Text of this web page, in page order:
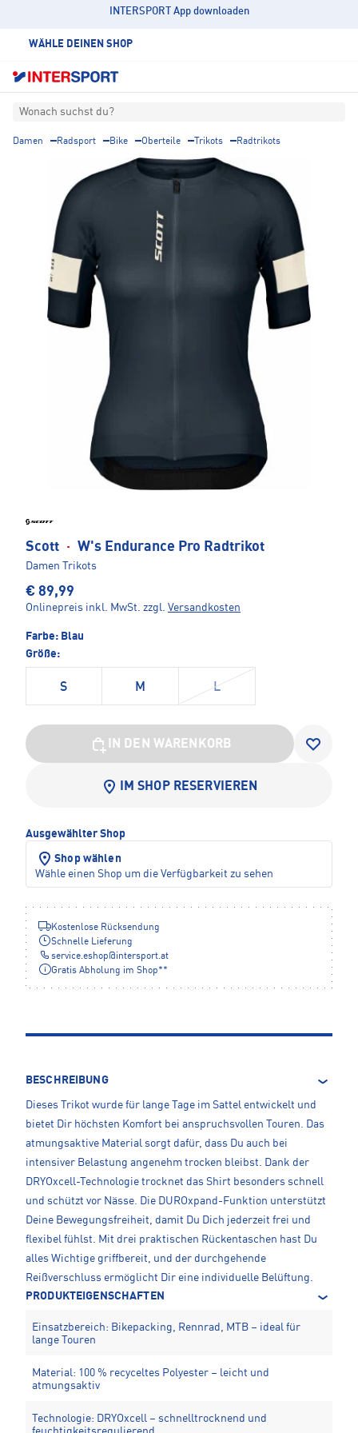
INTERSPORT App downloaden
WÄHLE DEINEN SHOP
Wonach suchst du?
Damen Radsport Bike Oberteile Trikots Radtrikots
Scott · W's Endurance Pro Radtrikot
Damen Trikots
€ 89,99
Onlinepreis inkl. MwSt. zzgl. Versandkosten
Farbe: Blau
Größe:
S M L
IN DEN WARENKORB
IM SHOP RESERVIEREN
Ausgewählter Shop
Shop wählen
Wähle einen Shop um die Verfügbarkeit zu sehen
Kostenlose Rücksendung
Schnelle Lieferung
service.eshop@intersport.at
Gratis Abholung im Shop**
BESCHREIBUNG
Dieses Trikot wurde für lange Tage im Sattel entwickelt und
bietet Dir höchsten Komfort bei anspruchsvollen Touren. Das
atmungsaktive Material sorgt dafür, dass Du auch bei
intensiver Belastung angenehm trocken bleibst. Dank der
DRYOxcell-Technologie trocknet das Shirt besonders schnell
und schützt vor Nässe. Die DUROxpand-Funktion unterstützt
Deine Bewegungsfreiheit, damit Du Dich jederzeit frei und
flexibel fühlst. Mit drei praktischen Rückentaschen hast Du
alles Wichtige griffbereit, und der durchgehende
Reißverschluss ermöglicht Dir eine individuelle Belüftung.
PRODUKTEIGENSCHAFTEN
Einsatzbereich: Bikepacking, Rennrad, MTB – ideal für
lange Touren
Material: 100 % recyceltes Polyester – leicht und
atmungsaktiv
Technologie: DRYOxcell – schnelltrocknend und